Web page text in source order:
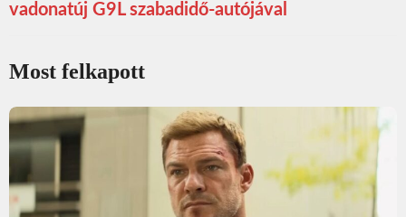
vadonatúj G9L szabadidő-autójával
Most felkapott